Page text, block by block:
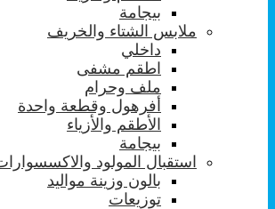
بيجامة
ملابس الشتاء والخريف
داخلي
اطقم مشفى
ملف وحرام
أفرهول وقطعة واحدة
الأطقم والأزياء
بيجامة
استقبال المولود
بالون وزينة مواليد
توزيعات